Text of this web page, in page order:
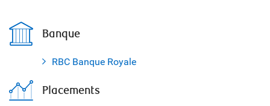
Banque
RBC Banque Royale
Placements